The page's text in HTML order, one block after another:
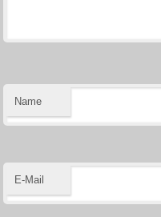
Name
E-Mail